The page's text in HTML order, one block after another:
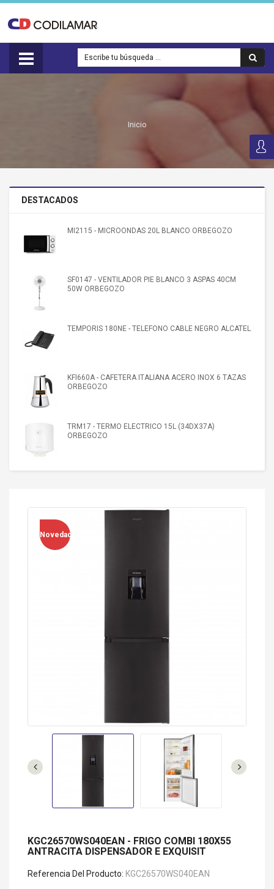
Inicio
DESTACADOS
MI2115 - MICROONDAS 20L BLANCO ORBEGOZO
SF0147 - VENTILADOR PIE BLANCO 3 ASPAS 40CM
50W ORBEGOZO
TEMPORIS 180NE - TELEFONO CABLE NEGRO ALCATEL
KFI660A - CAFETERA ITALIANA ACERO INOX 6 TAZAS
ORBEGOZO
TRM17 - TERMO ELECTRICO 15L (34DX37A)
ORBEGOZO
Novedad
KGC26570WS040EAN - FRIGO COMBI 180X55
ANTRACITA DISPENSADOR E EXQUISIT
Referencia Del Producto: KGC26570WS040EAN